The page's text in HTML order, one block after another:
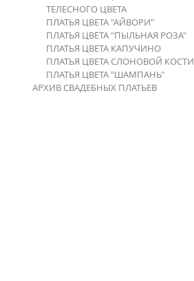
ТЕЛЕСНОГО ЦВЕТА
ПЛАТЬЯ ЦВЕТА "АЙВОРИ"
ПЛАТЬЯ ЦВЕТА "ПЫЛЬНАЯ РОЗА"
ПЛАТЬЯ ЦВЕТА КАПУЧИНО
ПЛАТЬЯ ЦВЕТА СЛОНОВОЙ КОСТИ
ПЛАТЬЯ ЦВЕТА "ШАМПАНЬ"
АРХИВ СВАДЕБНЫХ ПЛАТЬЕВ